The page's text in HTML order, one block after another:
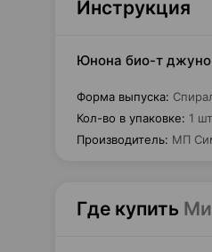
Инструкция
Юнона био-т джуно
Форма выпуска:
Кол-во в упаковке: 1
Производитель: МП
Где купить